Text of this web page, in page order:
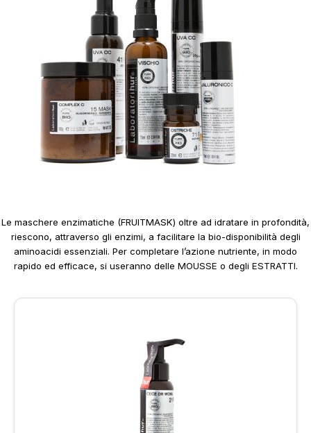
Le maschere enzimatiche (FRUITMASK) oltre ad idratare in profondità,
riescono, attraverso gli enzimi, a facilitare la bio-disponibilità degli
aminoacidi essenziali. Per completare l’azione nutriente, in modo
rapido ed efficace, si useranno delle MOUSSE o degli ESTRATTI.